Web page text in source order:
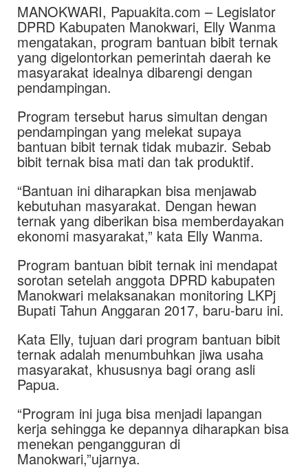
MANOKWARI, Papuakita.com – Legislator
DPRD Kabupaten Manokwari, Elly Wanma
mengatakan, program bantuan bibit ternak
yang digelontorkan pemerintah daerah ke
masyarakat idealnya dibarengi dengan
pendampingan.
Program tersebut harus simultan dengan
pendampingan yang melekat supaya
bantuan bibit ternak tidak mubazir. Sebab
bibit ternak bisa mati dan tak produktif.
“Bantuan ini diharapkan bisa menjawab
kebutuhan masyarakat. Dengan hewan
ternak yang diberikan bisa memberdayakan
ekonomi masyarakat,” kata Elly Wanma.
Program bantuan bibit ternak ini mendapat
sorotan setelah anggota DPRD kabupaten
Manokwari melaksanakan monitoring LKPj
Bupati Tahun Anggaran 2017, baru-baru ini.
Kata Elly, tujuan dari program bantuan bibit
ternak adalah menumbuhkan jiwa usaha
masyarakat, khususnya bagi orang asli
Papua.
“Program ini juga bisa menjadi lapangan
kerja sehingga ke depannya diharapkan bisa
menekan pengangguran di
Manokwari,”ujarnya.